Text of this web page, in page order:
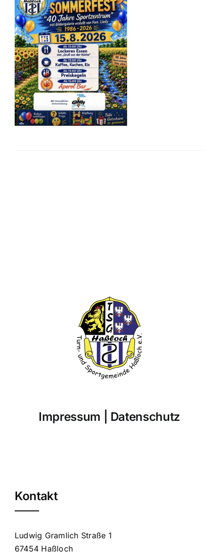
Impressum Datenschutz
Kontakt
Ludwig Gramlich Straße 1
67454 Haßloch